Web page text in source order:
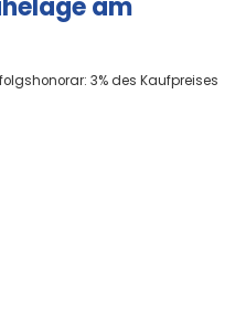
am
3% des Kaufpreises